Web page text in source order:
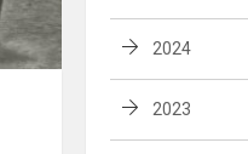
2024
2023